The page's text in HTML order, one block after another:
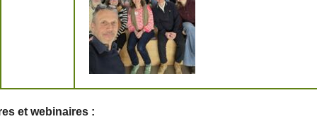
et webinaires :